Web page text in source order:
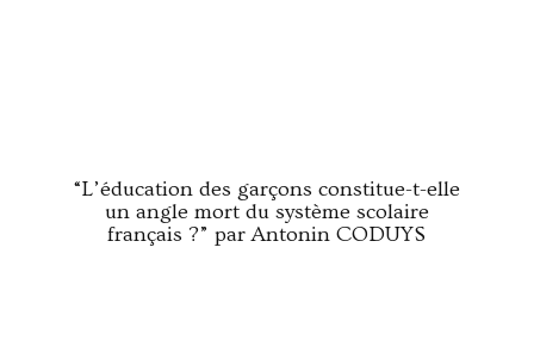
“L’éducation des garçons constitue-t-elle
un angle mort du système scolaire
français ?” par Antonin CODUYS